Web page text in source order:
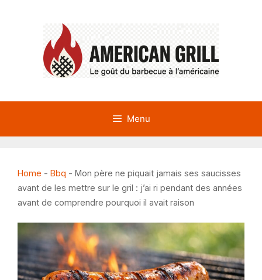
Menu
Home - Bbq - Mon père ne piquait jamais ses saucisses
avant de les mettre sur le gril : j’ai ri pendant des années
avant de comprendre pourquoi il avait raison